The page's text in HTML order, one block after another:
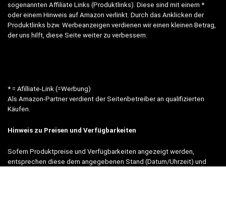
sogenannten Affiliate Links (Produktlinks). Diese sind mit einem *
oder einem Hinweis auf Amazon verlinkt. Durch das Anklicken der
Produktlinks bzw. Werbeanzeigen verdienen wir einen kleinen Betrag,
der uns hilft, diese Seite weiter zu verbessern.
* = Afilliate-Link (=Werbung)
Als Amazon-Partner verdient der Seitenbetreiber an qualifizierten
Käufen.
Hinweis zu Preisen und Verfügbarkeiten
Sofern Produktpreise und Verfügbarkeiten angezeigt werden,
entsprechen diese dem angegebenen Stand (Datum/Uhrzeit) und